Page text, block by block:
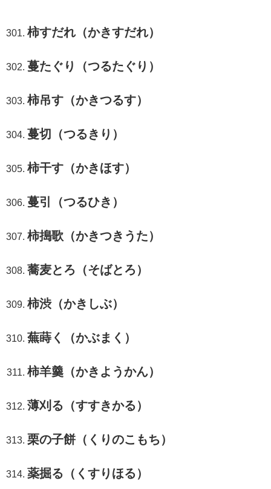
柿すだれ（かきすだれ）
蔓たぐり（つるたぐり）
柿吊す（かきつるす）
蔓切（つるきり）
柿干す（かきほす）
蔓引（つるひき）
柿搗歌（かきつきうた）
蕎麦とろ（そばとろ）
柿渋（かきしぶ）
蕪蒔く（かぶまく）
柿羊羹（かきようかん）
薄刈る（すすきかる）
栗の子餅（くりのこもち）
薬掘る（くすりほる）